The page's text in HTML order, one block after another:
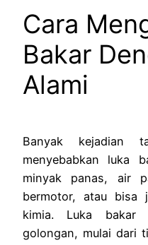
Cara
Bakar
Alami
Banyak kejadian
menyebabkan luka
minyak panas, air
bermotor, atau bisa
kimia. Luka bakar
golongan, mulai dari